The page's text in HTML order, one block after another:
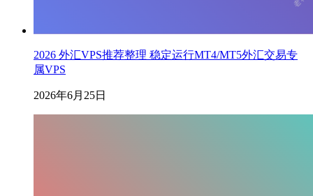
2026 外汇VPS推荐整理 稳定运行MT4/MT5外汇交易专
属VPS
2026年6月25日